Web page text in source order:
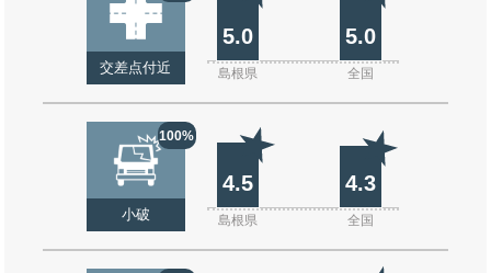
交差点付近
5.0 5.0
島根県 全国
100%
小破
4.5 4.3
島根県 全国